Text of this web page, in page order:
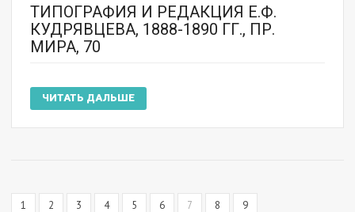
ТИПОГРАФИЯ И РЕДАКЦИЯ Е.Ф.
КУДРЯВЦЕВА, 1888-1890 ГГ., ПР.
МИРА, 70
ЧИТАТЬ ДАЛЬШЕ
1 2 3 4 5 6 7 8 9